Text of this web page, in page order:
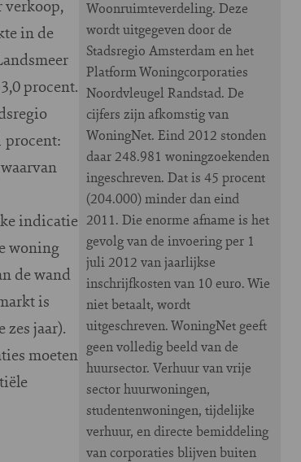
Woonruimteverdeling. Deze
wordt uitgegeven door de
Stadsregio Amsterdam en het
Platform Woningcorporaties
Noordvleugel Randstad. De
cijfers zijn afkomstig van
WoningNet. Eind 2012 stonden
daar 248.981 woningzoekenden
ingeschreven. Dat is 45 procent
(204.000) minder dan eind
2011. Die enorme afname is het
gevolg van de invoering per 1
juli 2012 van jaarlijkse
inschrijfkosten van 10 euro. Wie
niet betaalt, wordt
uitgeschreven. WoningNet geeft
geen volledig beeld van de
huursector. Verhuur van vrije
sector huurwoningen,
studentenwoningen, tijdelijke
verhuur, en directe bemiddeling
van corporaties blijven buiten
verkoop,
in de
procent.
procent:
indicatie
woning
de wand
is
zes jaar).
moeten